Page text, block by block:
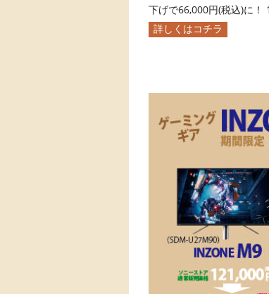
下げで66,000円(税込)に
詳しくはコチラ